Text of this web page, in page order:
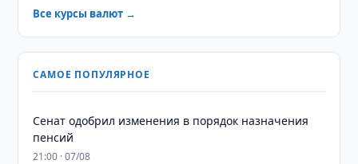
Все курсы валют →
САМОЕ ПОПУЛЯРНОЕ
Сенат одобрил изменения в порядок назначения
пенсий
21:00 · 07/08